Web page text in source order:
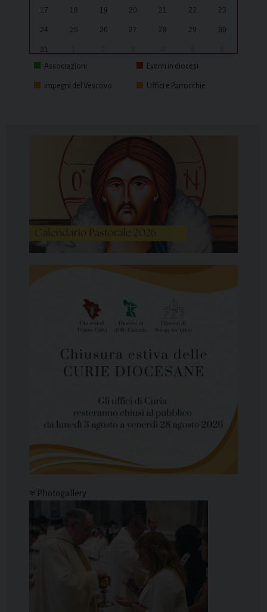
17 18 19 20 21 22 23
24 25 26 27 28 29 30
31
Associazioni
Eventi in diocesi
Impegni del Vescovo Uffici e Parrocchie
Photogallery